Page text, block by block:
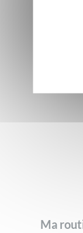
Ces
Ma